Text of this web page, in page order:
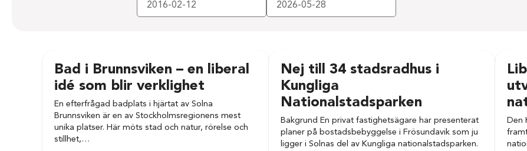
Bad i Brunnsviken – en liberal
idé som blir verklighet
En efterfrågad badplats i hjärtat av Solna
Brunnsviken är en av Stockholmsregionens mest
unika platser. Här möts stad och natur, rörelse och
stillhet,…
Nej till 34 stadsradhus i
Kungliga
Nationalstadsparken
Bakgrund En privat fastighetsägare har presenterat
planer på bostadsbebyggelse i Frösundavik som ju
ligger i Solnas del av Kungliga nationalstadsparken.
Den